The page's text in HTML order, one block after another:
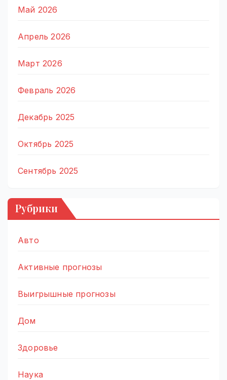
Май 2026
Апрель 2026
Март 2026
Февраль 2026
Декабрь 2025
Октябрь 2025
Сентябрь 2025
Рубрики
Авто
Активные прогнозы
Выигрышные прогнозы
Дом
Здоровье
Наука